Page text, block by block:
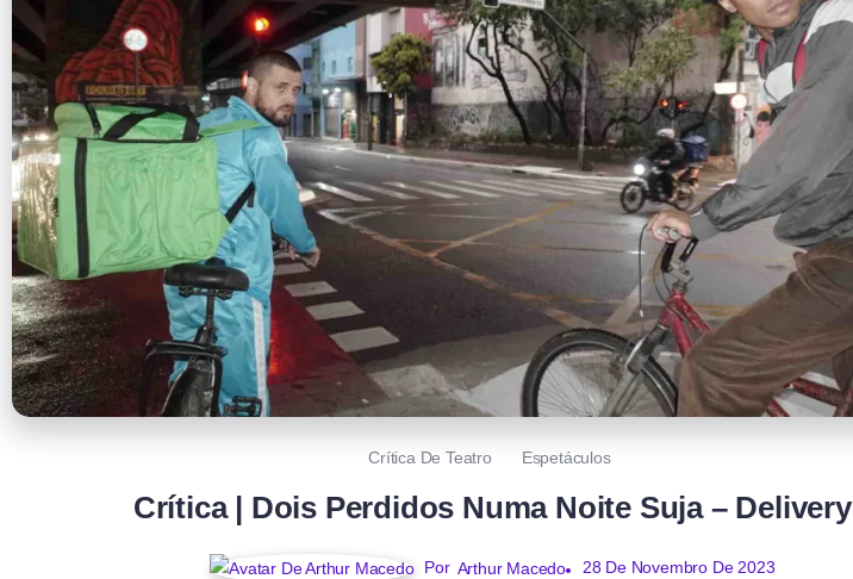
Crítica De Teatro Espetáculos
Crítica | Dois Perdidos Numa Noite Suja – Delivery
Por Arthur Macedo 28 De Novembro De 2023